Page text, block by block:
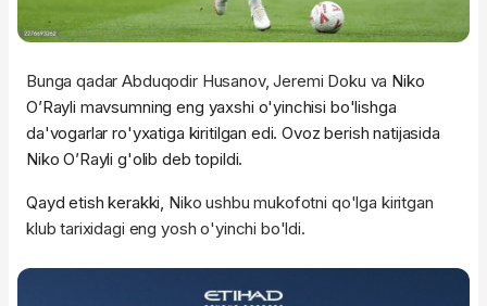
Bunga qadar Abduqodir Husanov, Jeremi Doku va Niko
O’Rayli mavsumning eng yaxshi o'yinchisi bo'lishga
da'vogarlar ro'yxatiga kiritilgan edi. Ovoz berish natijasida
Niko O’Rayli g'olib deb topildi.
Qayd etish kerakki, Niko ushbu mukofotni qo'lga kiritgan
klub tarixidagi eng yosh o'yinchi bo'ldi.